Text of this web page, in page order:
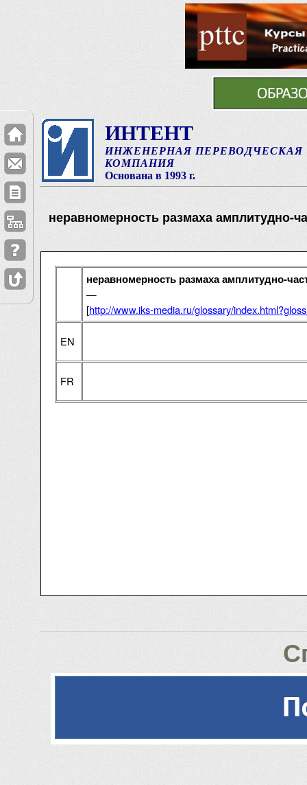
ИНТЕНТ
ИНЖЕНЕРНАЯ ПЕРЕВОДЧЕСКАЯ
КОМПАНИЯ
Основана в 1993 г.
неравномерность размаха амплитудно-
неравномерность размаха амплитудно-
—
[http://www.iks-media.ru/glossary/
EN
FR